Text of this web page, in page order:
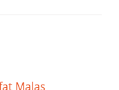
Malas